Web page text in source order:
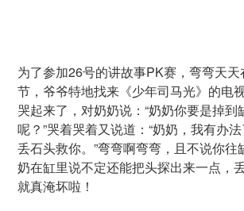
为了参加26号的讲故事PK赛，弯弯天
节，爷爷特地找来《少年司马光》的电
哭起来了，对奶奶说：“奶奶你要是掉
呢？”哭着哭着又说道：“奶奶，我有办
丢石头救你。”弯弯啊弯弯，且不说你
奶在缸里说不定还能把头探出来一点，
就真淹坏啦！